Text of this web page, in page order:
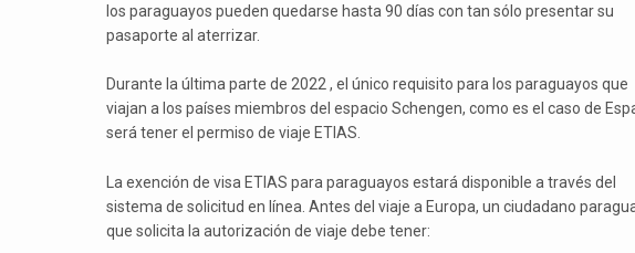
los paraguayos pueden quedarse hasta 90 días con tan sólo presentar su
pasaporte al aterrizar.
Durante la última parte de 2022 , el único requisito para los paraguayos que
viajan a los países miembros del espacio Schengen, como es el caso de
será tener el permiso de viaje ETIAS.
La exención de visa ETIAS para paraguayos estará disponible a través del
sistema de solicitud en línea. Antes del viaje a Europa, un ciudadano
que solicita la autorización de viaje debe tener: